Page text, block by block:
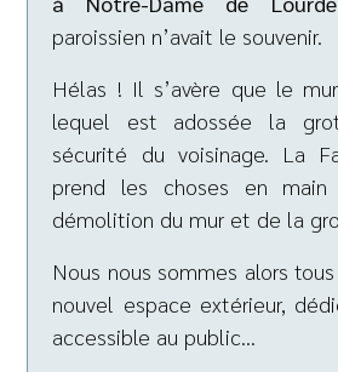
paroissien n’avait le souvenir.
Hélas ! Il s’avère que le
lequel est adossée la
sécurité du voisinage. La
prend les choses en
démolition du mur et de la
Nous nous sommes alors
nouvel espace extérieur,
accessible au public…